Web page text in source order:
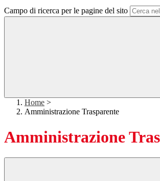
Campo di ricerca per le pagine del sito
Home >
Amministrazione Trasparente
Amministrazione